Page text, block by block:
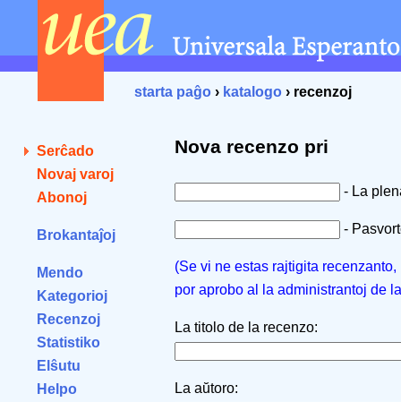
starta paĝo › katalogo › recenzoj
Serĉado
Novaj varoj
Abonoj
Brokantaĵoj
Mendo
Kategorioj
Recenzoj
Statistiko
Elŝutu
Helpo
Nova recenzo pri
- La
-
(Se vi ne estas rajtigita
por aprobo al la administrantoj de
La titolo de la recenzo:
La aŭtoro: